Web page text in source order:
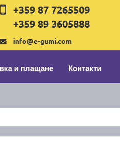
+359 87 7265509
+359 89 3605888
info@e-gumi.com
и плащане Контакти